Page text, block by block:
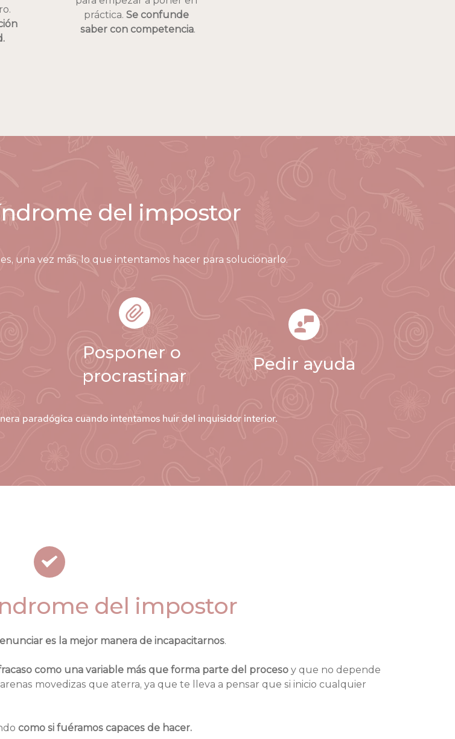
práctica. Se confunde
saber con competencia.
del impostor
una vez más, lo que intentamos hacer para solucionarlo.
Posponer o
procrastinar
Pedir ayuda
paradógica cuando intentamos huir del inquisidor interior.
del impostor
es la mejor manera de incapacitarnos.
como una variable más que forma parte del proceso y que no depende
movedizas que aterra, ya que te lleva a pensar que si inicio cualquier
como si fuéramos capaces de hacer.